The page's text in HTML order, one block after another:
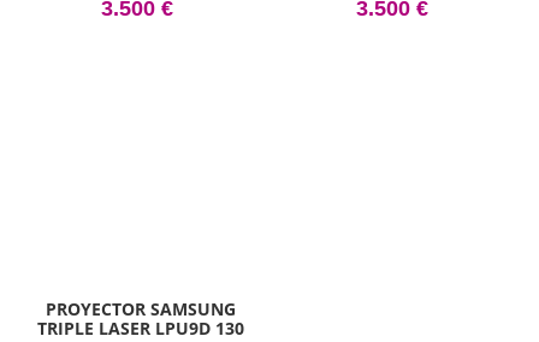
3.500 € 3.500 €
PROYECTOR SAMSUNG
TRIPLE LASER LPU9D 130